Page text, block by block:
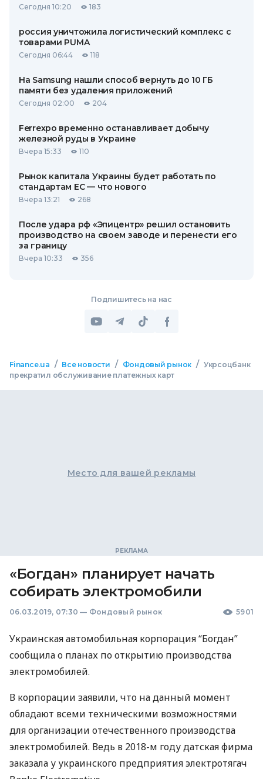
Сегодня 10:20 183
россия уничтожила логистический комплекс с
товарами PUMA
Сегодня 06:44 118
На Samsung нашли способ вернуть до 10 ГБ
памяти без удаления приложений
Сегодня 02:00 204
Ferrexpo временно останавливает добычу
железной руды в Украине
Вчера 15:33 110
Рынок капитала Украины будет работать по
стандартам ЕС — что нового
Вчера 13:21 268
После удара рф «Эпицентр» решил остановить
производство на своем заводе и перенести его
за границу
Вчера 10:33 356
Подпишитесь на нас
Finance.ua / Все новости / Фондовый рынок / Укрсоцбанк
прекратил обслуживание платежных карт
Место для вашей рекламы
«Богдан» планирует начать
собирать электромобили
06.03.2019, 07:30 — Фондовый рынок 5901
Украинская автомобильная корпорация “Богдан”
сообщила о планах по открытию производства
электромобилей.
В корпорации заявили, что на данный момент
обладают всеми техническими возможностями
для организации отечественного производства
электромобилей. Ведь в 2018-м году датская фирма
заказала у украинского предприятия электротягач